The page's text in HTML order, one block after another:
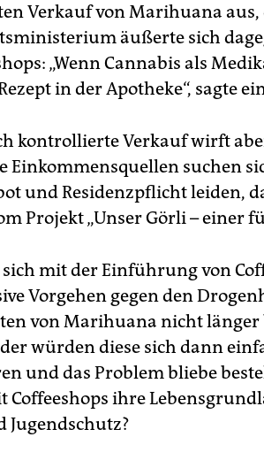
Verkauf von Marihuana aus,
äußerte sich
„Wenn Cannabis als
in der Apotheke“, sagte
kontrollierte Verkauf wirft
Einkommensquellen suchen
und Residenzpflicht leiden,
Projekt „Unser Görli – einer
sich mit der Einführung von
Vorgehen gegen den
von Marihuana nicht länger
würden diese sich dann
und das Problem bliebe
Coffeeshops ihre